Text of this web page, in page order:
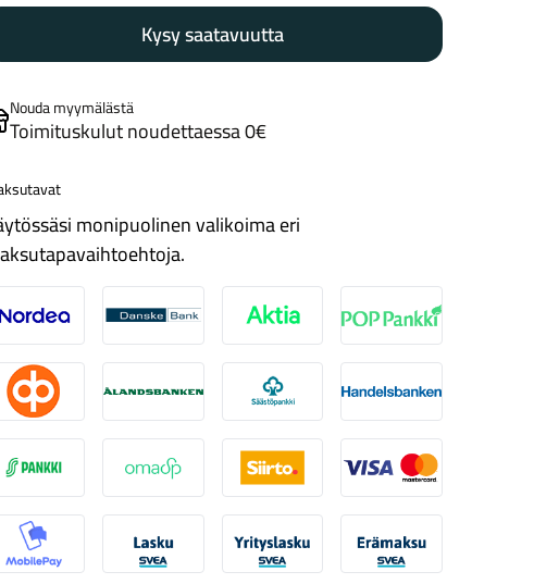
Renkaat Komponentit
Katso koko valikoima
Kysy saatavuutta
Nouda myymälästä
Toimituskulut noudettaessa 0€
monipuolinen valikoima eri
Nordea Danske Aktia Pop-pankki
Osuuspankki Ålandsbanken Säästöpankki Handelsbanken
S-Pankki Omasp Siirto Visa & Mastercard
MobilePay Svea Lasku Svea yrityslaskuSvea erämaksu